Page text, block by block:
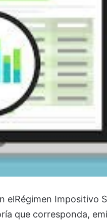
elRégimen Impositivo
que corresponda,